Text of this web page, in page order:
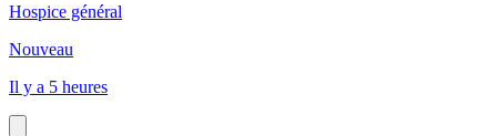
Hospice général
Nouveau
Il y a 5 heures